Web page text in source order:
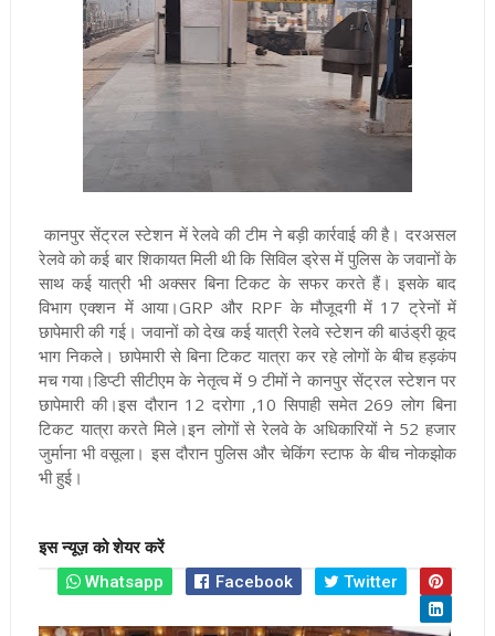
कानपुर सेंट्रल स्टेशन में रेलवे की टीम ने बड़ी कार्रवाई की है। दरअसल
रेलवे को कई बार शिकायत मिली थी कि सिविल ड्रेस में पुलिस के जवानों के
साथ कई यात्री भी अक्सर बिना टिकट के सफर करते हैं। इसके बाद
विभाग एक्शन में आया।GRP और RPF के मौजूदगी में 17 ट्रेनों में
छापेमारी की गई। जवानों को देख कई यात्री रेलवे स्टेशन की बाउंड्री कूद
भाग निकले। छापेमारी से बिना टिकट यात्रा कर रहे लोगों के बीच हड़कंप
मच गया ।डिप्टी सीटीएम के नेतृत्व में 9 टीमों ने कानपुर सेंट्रल स्टेशन पर
छापेमारी की।इस दौरान 12 दरोगा ,10 सिपाही समेत 269 लोग बिना
टिकट यात्रा करते मिले।इन लोगों से रेलवे के अधिकारियों ने 52 हजार
जुर्माना भी वसूला। इस दौरान पुलिस और चेकिंग स्टाफ के बीच नोकझोक
भी हुई।
इस न्यूज़ को शेयर करें
Whatsapp
Facebook Twitter